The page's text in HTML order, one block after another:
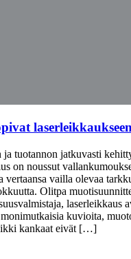
tuotannon jatkuvasti
on noussut
vertaansa vailla olevaa
Olitpa
laserleikkaus
kuvioita,
kankaat eivät […]